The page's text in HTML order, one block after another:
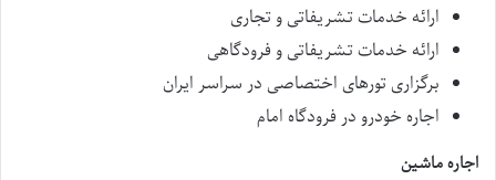
ارائه خدمات تشریفاتی و تجاری
ارائه خدمات تشریفاتی و فرودگاهی
برگزاری تورهای اختصاصی در سراسر ایران
اجاره خودرو در فرودگاه امام
اجاره ماشین